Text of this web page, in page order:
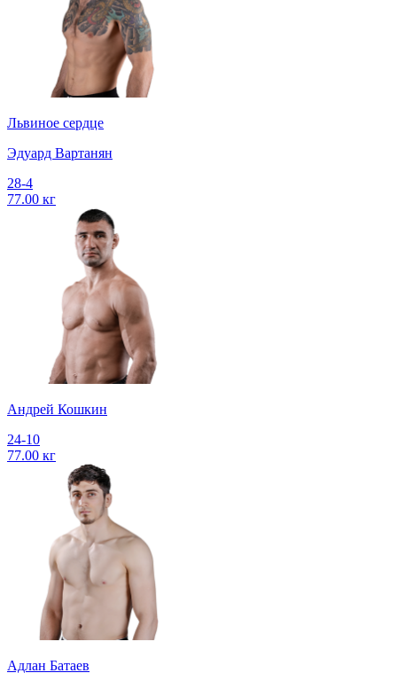
Львиное сердце
Эдуард Вартанян
28-4
77.00 кг
Андрей Кошкин
24-10
77.00 кг
Адлан Батаев